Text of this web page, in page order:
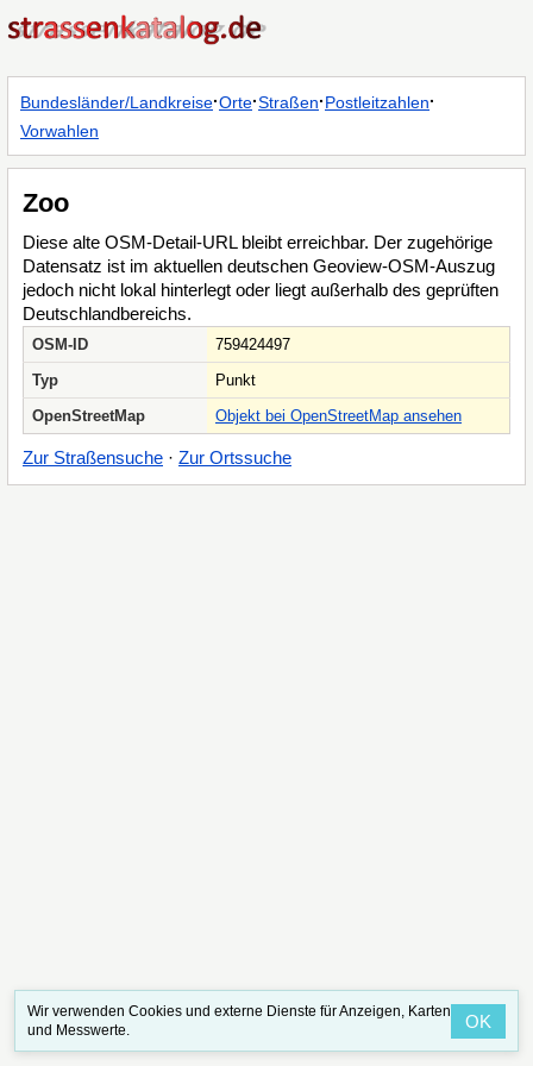
Bundesländer/Landkreise·Orte·Straßen·Postleitzahlen·
Vorwahlen
Zoo
Diese alte OSM-Detail-URL bleibt erreichbar. Der zugehörige
Datensatz ist im aktuellen deutschen Geoview-OSM-Auszug
jedoch nicht lokal hinterlegt oder liegt außerhalb des geprüften
Deutschlandbereichs.
OSM-ID
759424497
Typ
Punkt
OpenStreetMap
Objekt bei OpenStreetMap ansehen
Zur Straßensuche · Zur Ortssuche
Wir verwenden Cookies und externe Dienste für Anzeigen, Karten
und Messwerte.
OK